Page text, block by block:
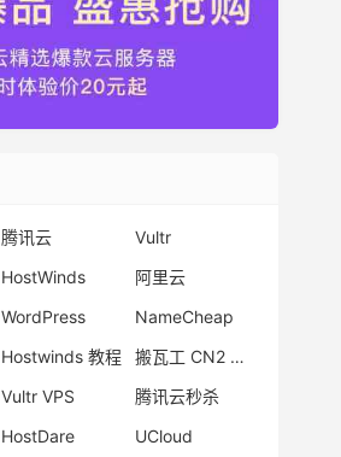
腾讯云
Vultr
HostWinds
阿里云
WordPress
NameCheap
Hostwinds 教程
搬瓦工 CN2 GIA
Vultr VPS
腾讯云秒杀
HostDare
UCloud